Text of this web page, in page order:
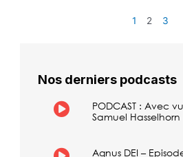
1 2 3
Nos derniers podcasts
PODCAST : Avec
Samuel Hasselhorn
Agnus DEI –